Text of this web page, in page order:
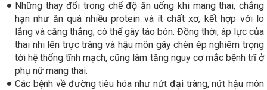
Những thay đổi trong chế độ ăn uống khi mang thai, chẳng
hạn như ăn quá nhiều protein và ít chất xơ, kết hợp với lo
lắng và căng thẳng, có thể gây táo bón. Đồng thời, áp lực của
thai nhi lên trực tràng và hậu môn gây chèn ép nghiêm trọng
tới hệ thống tĩnh mạch, cũng làm tăng nguy cơ mắc bệnh trĩ ở
phụ nữ mang thai.
Các bệnh về đường tiêu hóa như nứt đại tràng, nứt hậu môn